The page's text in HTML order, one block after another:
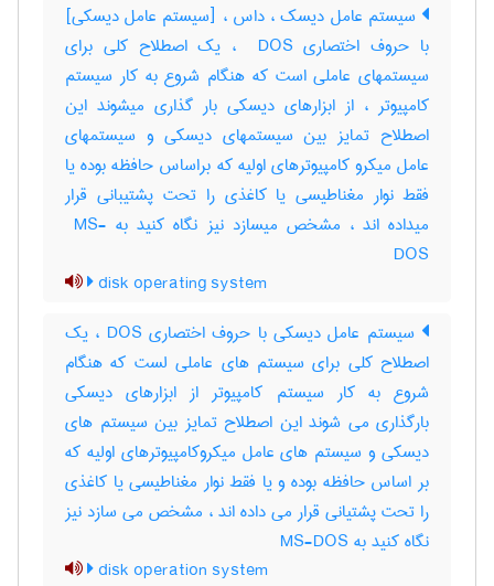
سیستم عامل دیسک ، داس ، [سیستم عامل دیسکی]
با حروف اختصاری ‎ DOS ، یک اصطلاح کلی برای
سیستمهای عاملی است که هنگام شروع به کار سیستم
کامپیوتر ، از ابزارهای دیسکی بار گذاری میشوند این
اصطلاح تمایز بین سیستمهای دیسکی و سیستمهای
عامل میکرو کامپیوترهای اولیه که براساس حافظه بوده یا
فقط نوار مغناطیسی یا کاغذی را تحت پشتیبانی قرار
میداده اند ، مشخص میسازد نیز نگاه کنید به ‎ MS-
DOS
disk operating system
سیستم عامل دیسکی با حروف اختصاری DOS ، یک
اصطلاح کلی برای سیستم های عاملی لست که هنگام
شروع به کار سیستم کامپیوتر از ابزارهای دیسکی
بارگذاری می شوند این اصطلاح تمایز بین سیستم های
دیسکی و سیستم های عامل میکروکامپیوترهای اولیه که
بر اساس حافظه بوده و یا فقط نوار مغناطیسی یا کاغذی
را تحت پشتیانی قرار می داده اند ، مشخص می سازد نیز
نگاه کنید به MS-DOS
disk operation system